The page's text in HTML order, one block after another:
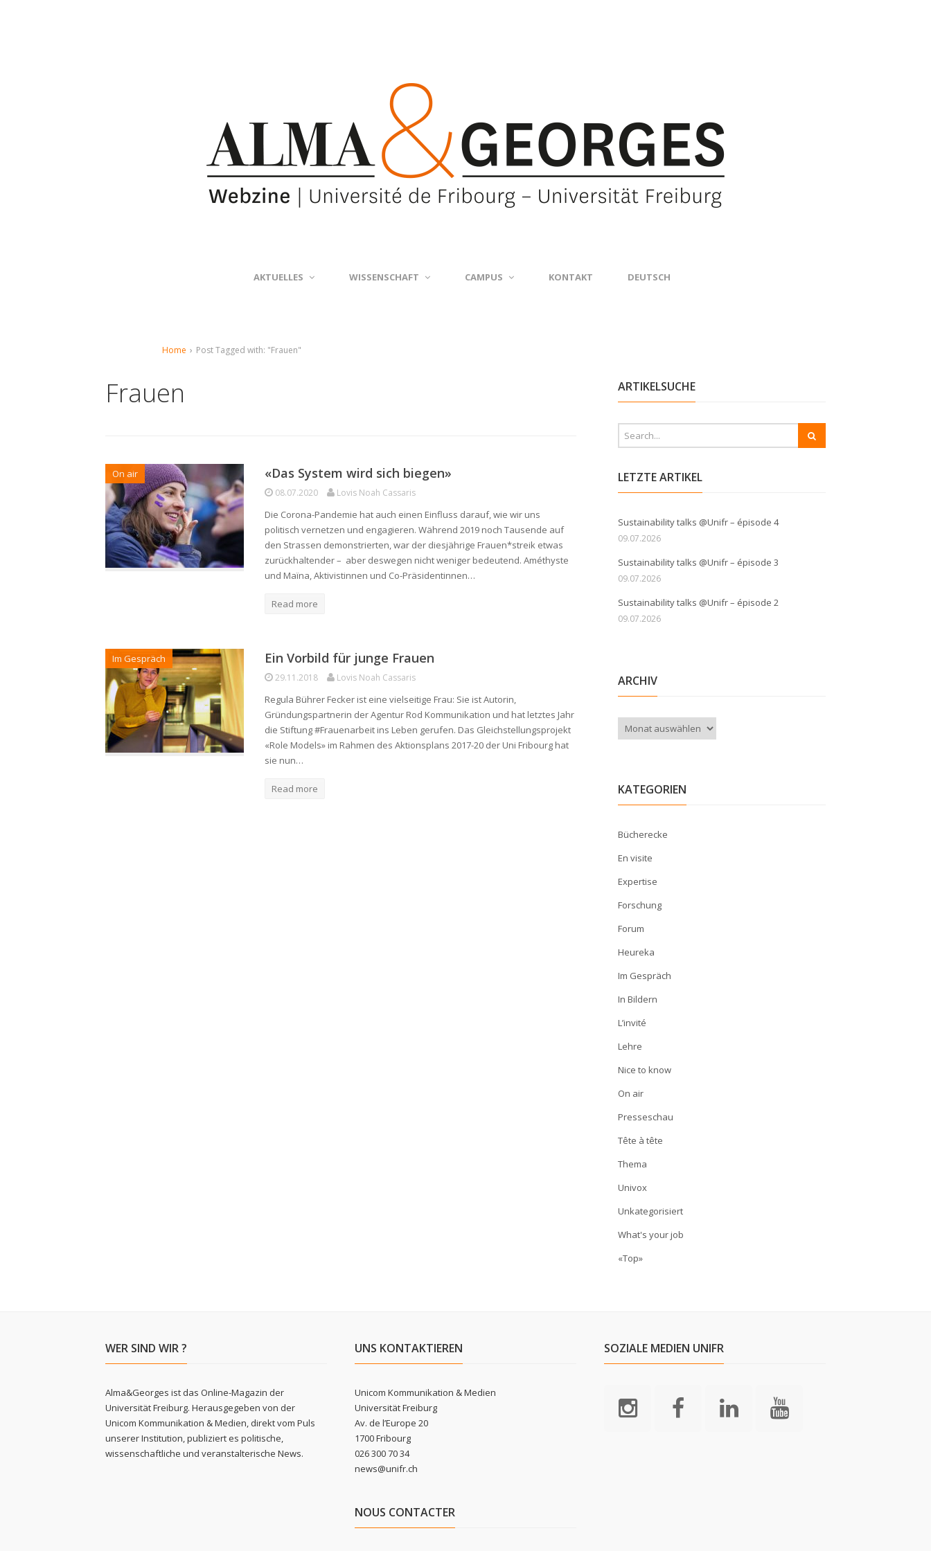
AKTUELLES WISSENSCHAFT CAMPUS KONTAKT DEUTSCH
Home › Post Tagged with: "Frauen"
Frauen
On air «Das System wird sich biegen»
08.07.2020 Lovis Noah Cassaris
Die Corona-Pandemie hat auch einen Einfluss darauf, wie wir uns
politisch vernetzen und engagieren. Während 2019 noch Tausende auf
den Strassen demonstrierten, war der diesjährige Frauen*streik etwas
zurückhaltender – aber deswegen nicht weniger bedeutend. Améthyste
und Maïna, Aktivistinnen und Co-Präsidentinnen…
Read more
Im Gespräch Ein Vorbild für junge Frauen
29.11.2018 Lovis Noah Cassaris
Regula Bührer Fecker ist eine vielseitige Frau: Sie ist Autorin,
Gründungspartnerin der Agentur Rod Kommunikation und hat letztes Jahr
die Stiftung #Frauenarbeit ins Leben gerufen. Das Gleichstellungsprojekt
«Role Models» im Rahmen des Aktionsplans 2017-20 der Uni Fribourg hat
sie nun…
Read more
ARTIKELSUCHE
LETZTE ARTIKEL
Sustainability talks @Unifr – épisode 4
09.07.2026
Sustainability talks @Unifr – épisode 3
09.07.2026
Sustainability talks @Unifr – épisode 2
09.07.2026
ARCHIV
Archiv
KATEGORIEN
Bücherecke
En visite
Expertise
Forschung
Forum
Heureka
Im Gespräch
In Bildern
L’invité
Lehre
Nice to know
On air
Presseschau
Tête à tête
Thema
Univox
Unkategorisiert
What's your job
«Top»
WER SIND WIR ?
Alma&Georges ist das Online-Magazin der
Universität Freiburg. Herausgegeben von der
Unicom Kommunikation & Medien, direkt vom Puls
unserer Institution, publiziert es politische,
wissenschaftliche und veranstalterische News.
UNS KONTAKTIEREN
Unicom Kommunikation & Medien
Universität Freiburg
Av. de l’Europe 20
1700 Fribourg
026 300 70 34
news@unifr.ch
NOUS CONTACTER
SOZIALE MEDIEN UNIFR